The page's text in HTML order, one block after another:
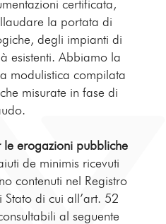
certificata,
la portata di
degli impianti di
esistenti. Abbiamo la
modulistica compilata
misurate in fase di
erogazioni pubbliche
de minimis ricevuti
contenuti nel Registro
di cui all’art. 52
al seguente